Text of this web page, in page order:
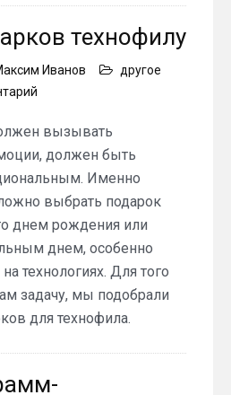
технофилу
Иванов
другое
10
технофилу
вызывать
должен быть
Именно
выбрать подарок
днем рождения или
днем, особенно
технологиях. Для того
задачу, мы подобрали
для технофила.